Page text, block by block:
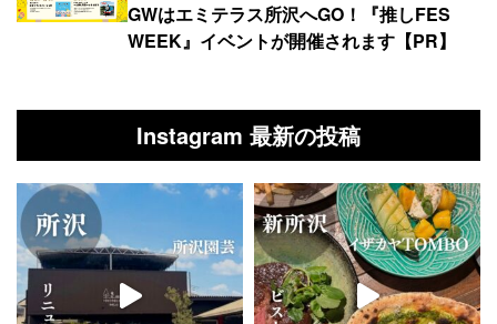
GWはエミテラス所沢へGO！『推しFES
WEEK』イベントが開催されます【PR】
Instagram 最新の投稿